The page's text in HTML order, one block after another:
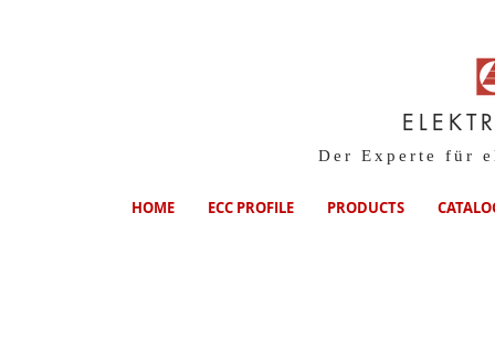
Der Experte für
HOME ECC PROFILE PRODUCTS